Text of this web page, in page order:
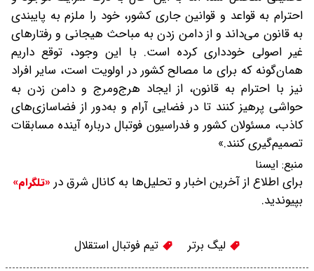
احترام به قواعد و قوانین جاری کشور، خود را ملزم به پایبندی
به قانون می‌داند و از دامن زدن به مباحث هیجانی و رفتارهای
غیر اصولی خودداری کرده است. با این وجود، توقع داریم
همان‌گونه که برای ما مصالح کشور در اولویت است، سایر افراد
نیز با احترام به قانون، از ایجاد هرج‌ومرج و دامن زدن به
حواشی پرهیز کنند تا در فضایی آرام و به‌دور از فضاسازی‌های
کاذب، مسئولان کشور و فدراسیون فوتبال درباره آینده مسابقات
تصمیم‌گیری کنند.»
منبع: ایسنا
برای اطلاع از آخرین اخبار و تحلیل‌ها به کانال شرق در «تلگرام»
بپیوندید.
لیگ برتر تیم فوتبال استقلال